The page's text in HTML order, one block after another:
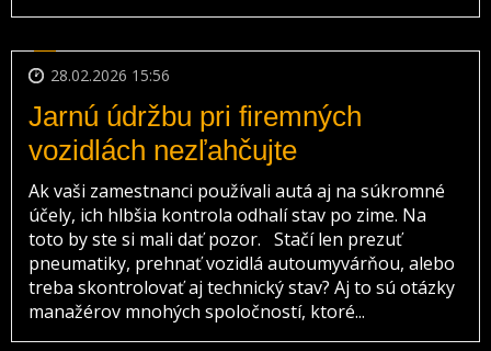
28.02.2026 15:56
Jarnú údržbu pri firemných
vozidlách nezľahčujte
Ak vaši zamestnanci používali autá aj na súkromné
účely, ich hlbšia kontrola odhalí stav po zime. Na
toto by ste si mali dať pozor. Stačí len prezuť
pneumatiky, prehnať vozidlá autoumyvárňou, alebo
treba skontrolovať aj technický stav? Aj to sú otázky
manažérov mnohých spoločností, ktoré...